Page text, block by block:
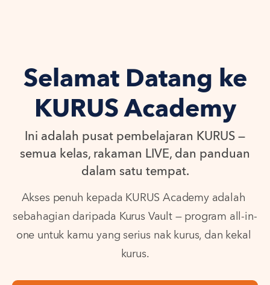
Selamat Datang ke
KURUS Academy
Ini adalah pusat pembelajaran KURUS —
semua kelas, rakaman LIVE, dan panduan
dalam satu tempat.
Akses penuh kepada KURUS Academy adalah
sebahagian daripada Kurus Vault — program all-in-
one untuk kamu yang serius nak kurus, dan kekal
kurus.